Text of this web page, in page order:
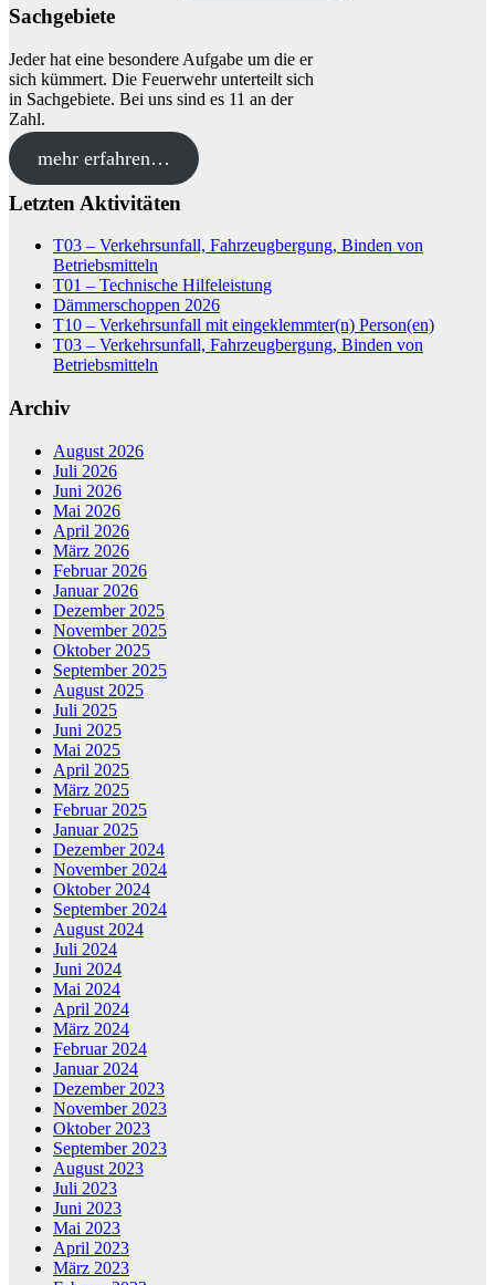
Sachgebiete
Jeder hat eine besondere Aufgabe um die er
sich kümmert. Die Feuerwehr unterteilt sich
in Sachgebiete. Bei uns sind es 11 an der
Zahl.
mehr erfahren…
Letzten Aktivitäten
T03 – Verkehrsunfall, Fahrzeugbergung, Binden von
Betriebsmitteln
T01 – Technische Hilfeleistung
Dämmerschoppen 2026
T10 – Verkehrsunfall mit eingeklemmter(n) Person(en)
T03 – Verkehrsunfall, Fahrzeugbergung, Binden von
Betriebsmitteln
Archiv
August 2026
Juli 2026
Juni 2026
Mai 2026
April 2026
März 2026
Februar 2026
Januar 2026
Dezember 2025
November 2025
Oktober 2025
September 2025
August 2025
Juli 2025
Juni 2025
Mai 2025
April 2025
März 2025
Februar 2025
Januar 2025
Dezember 2024
November 2024
Oktober 2024
September 2024
August 2024
Juli 2024
Juni 2024
Mai 2024
April 2024
März 2024
Februar 2024
Januar 2024
Dezember 2023
November 2023
Oktober 2023
September 2023
August 2023
Juli 2023
Juni 2023
Mai 2023
April 2023
März 2023